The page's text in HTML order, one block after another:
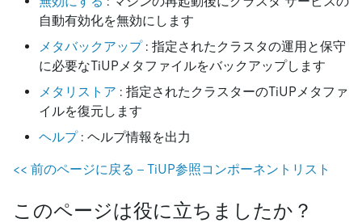
自動有効化を無効にします
メタバックアップ: 指定されたクラスタの運用と保守
に必要なTiUPメタファイルをバックアップします
メタリストア : 指定されたクラスターのTiUPメタファ
イルを復元します
ヘルプ: ヘルプ情報を出力
<< 前のページに戻る - TiUP参照コンポーネントリスト
このページは役に立ちましたか？